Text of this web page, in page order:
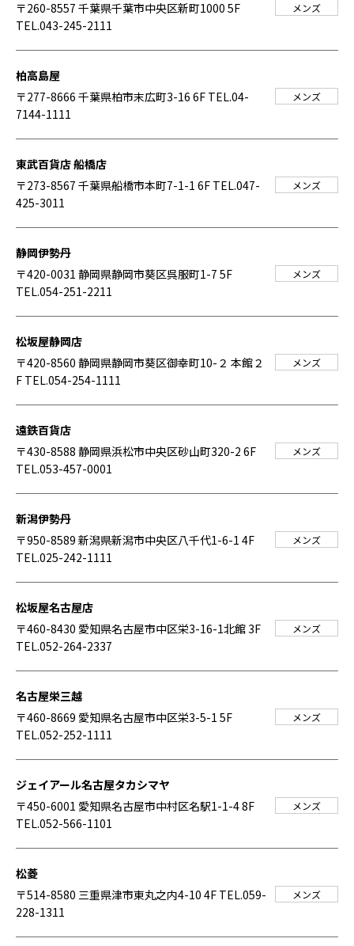
〒260-8557 千葉県千葉市中央区新町1000 5F
TEL.043-245-2111
メンズ
柏高島屋
〒277-8666 千葉県柏市末広町3-16 6F TEL.04-
7144-1111
メンズ
東武百貨店 船橋店
〒273-8567 千葉県船橋市本町7-1-1 6F TEL.047-
425-3011
メンズ
静岡伊勢丹
〒420-0031 静岡県静岡市葵区呉服町1-7 5F
TEL.054-251-2211
メンズ
松坂屋静岡店
〒420-8560 静岡県静岡市葵区御幸町10-２ 本館２
F TEL.054-254-1111
メンズ
遠鉄百貨店
〒430-8588 静岡県浜松市中央区砂山町320-2 6F
TEL.053-457-0001
メンズ
新潟伊勢丹
〒950-8589 新潟県新潟市中央区八千代1-6-1 4F
TEL.025-242-1111
メンズ
松坂屋名古屋店
〒460-8430 愛知県名古屋市中区栄3-16-1北館 3F
TEL.052-264-2337
メンズ
名古屋栄三越
〒460-8669 愛知県名古屋市中区栄3-5-1 5F
TEL.052-252-1111
メンズ
ジェイアール名古屋タカシマヤ
〒450-6001 愛知県名古屋市中村区名駅1-1-4 8F
TEL.052-566-1101
メンズ
松菱
〒514-8580 三重県津市東丸之内4-10 4F TEL.059-
228-1311
メンズ